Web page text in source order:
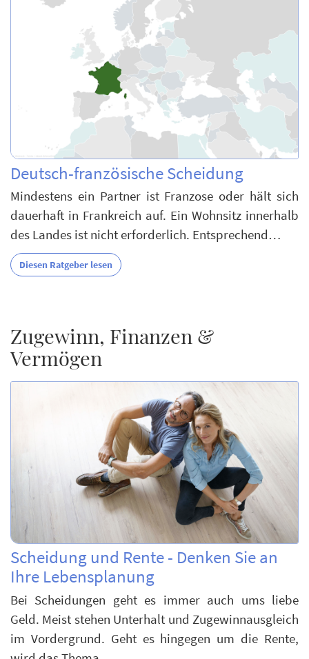
Deutsch-französische Scheidung
Mindestens ein Partner ist Franzose oder hält sich
dauerhaft in Frankreich auf. Ein Wohnsitz innerhalb
des Landes ist nicht erforderlich. Entsprechend…
Diesen Ratgeber lesen
Zugewinn, Finanzen &
Vermögen
Scheidung und Rente - Denken Sie an
Ihre Lebensplanung
Bei Scheidungen geht es immer auch ums liebe
Geld. Meist stehen Unterhalt und Zugewinnausgleich
im Vordergrund. Geht es hingegen um die Rente,